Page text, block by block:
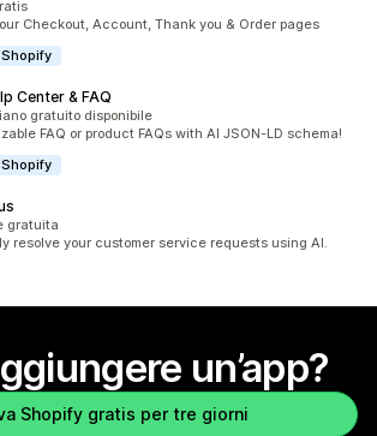
totali
Checkout, Account, Thank you & Order pages
Center & FAQ
totaligratuito disponibile
FAQ or product FAQs with AI JSON-LD schema!
gratuita
resolve your customer service requests using AI.
un’app?
Shopify gratis per tre giorni